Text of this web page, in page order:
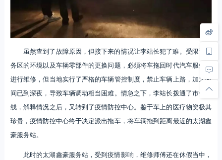
虽然查到了故障原因，但接下来的情况让李站长犯了难。受限于服
务区的环境以及车辆零部件的更换问题，必须将车拖回时代汽车服务站
进行维修，但当地实行了严格的车辆管控制度，禁止车辆上路，加之时
间已到深夜，导致车辆调动相当困难。情急之下，李站长拨通了市长热
线，解释情况之后，又转到了疫情防控中心。鉴于车上的医疗物资极其
珍贵，疫情防控中心终于决定派出拖车，将车辆拖到距离最近的太湖鑫
豪服务站。
此时的太湖鑫豪服务站，受到疫情影响，维修师傅还在休假当中，